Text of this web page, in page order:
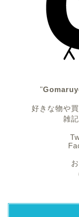
"
好きな物や
雑